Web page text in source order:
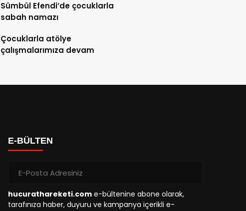
Sümbül Efendi’de çocuklarla
sabah namazı
Çocuklarla atölye
çalışmalarımıza devam
E-BÜLTEN
hucurathareketi.com e-bültenine abone olarak,
tarafınıza haber, duyuru ve kampanya içerikli e-